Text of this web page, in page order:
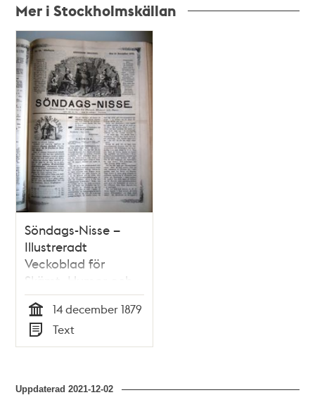
Mer i Stockholmskällan
Relaterade
poster
och
teman
Söndags-Nisse –
Illustreradt
Veckoblad för
Skämt, Humor och
Satir nr 50, den 14
december 1879
Tid
14 december 1879
Typ
Text
Uppdaterad2021-12-02